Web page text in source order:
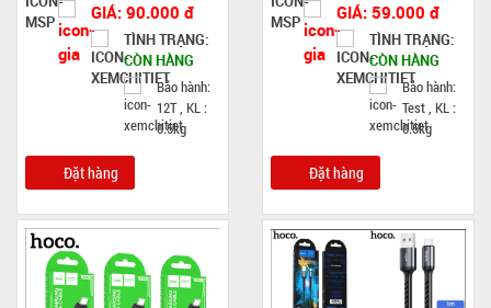
GIÁ: 90.000 đ
TÌNH TRẠNG:
CÒN HÀNG
Bảo hành:
12T , KL :
0.5kg
Đặt hàng
GIÁ: 59.000 đ
TÌNH TRẠNG:
CÒN HÀNG
Bảo hành:
Test , KL :
0.5kg
Đặt hàng